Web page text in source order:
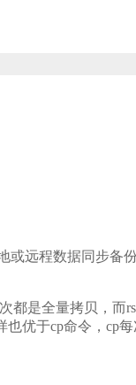
远程数据同步备
都是全量拷贝，
优于cp命令，cp